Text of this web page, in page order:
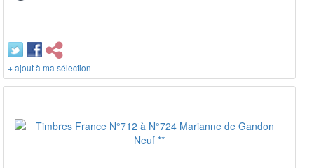
+ ajout à ma sélection